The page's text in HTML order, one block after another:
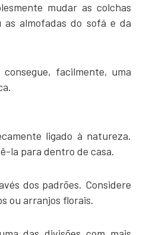
mudar as colchas
almofadas do sofá e da
consegue, facilmente, uma
ligado à natureza.
la para dentro de casa.
dos padrões. Considere
ou arranjos florais.